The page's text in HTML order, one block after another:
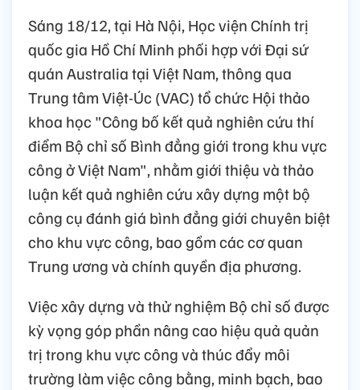
Sáng 18/12, tại Hà Nội, Học viện Chính trị
quốc gia Hồ Chí Minh phối hợp với Đại sứ
quán Australia tại Việt Nam, thông qua
Trung tâm Việt-Úc (VAC) tổ chức Hội thảo
khoa học "Công bố kết quả nghiên cứu thí
điểm Bộ chỉ số Bình đẳng giới trong khu vực
công ở Việt Nam", nhằm giới thiệu và thảo
luận kết quả nghiên cứu xây dựng một bộ
công cụ đánh giá bình đẳng giới chuyên biệt
cho khu vực công, bao gồm các cơ quan
Trung ương và chính quyền địa phương.
Việc xây dựng và thử nghiệm Bộ chỉ số được
kỳ vọng góp phần nâng cao hiệu quả quản
trị trong khu vực công và thúc đẩy môi
trường làm việc công bằng, minh bạch, bao